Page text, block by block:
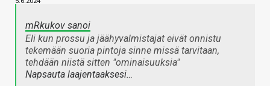
mRkukov sanoi
Eli kun prossu ja jäähyvalmistajat eivät onnistu
tekemään suoria pintoja sinne missä tarvitaan,
tehdään niistä sitten "ominaisuuksia"
Napsauta laajentaaksesi…